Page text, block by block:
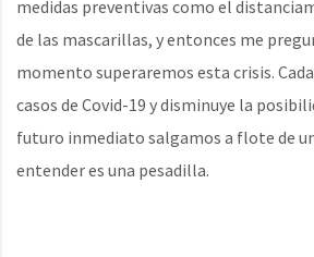
medidas preventivas como el
de las mascarillas, y entonces me
momento superaremos esta crisis.
casos de Covid-19 y disminuye la
futuro inmediato salgamos a flote de
entender es una pesadilla.